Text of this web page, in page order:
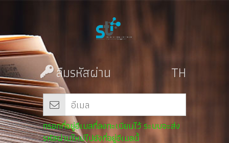
ลืมรหัสผ่าน
กรอกที่อยู่อีเมลที่ลงทะเบียนไว้ ระบบจะส่ง
รหัสผ่านใหม่ไปยังที่อยู่อีเมลนี้